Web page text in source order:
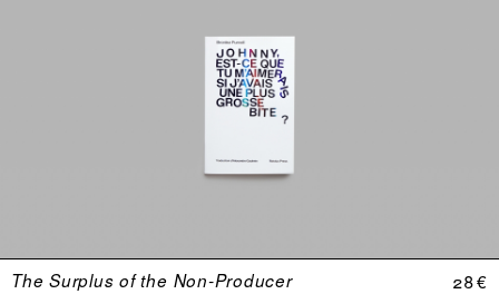
The Surplus of the Non-Producer 28 €